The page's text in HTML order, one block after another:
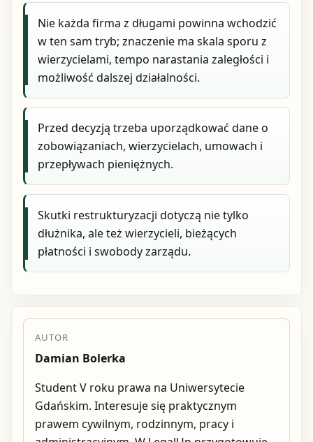
Nie każda firma z długami powinna wchodzić
w ten sam tryb; znaczenie ma skala sporu z
wierzycielami, tempo narastania zaległości i
możliwość dalszej działalności.
Przed decyzją trzeba uporządkować dane o
zobowiązaniach, wierzycielach, umowach i
przepływach pieniężnych.
Skutki restrukturyzacji dotyczą nie tylko
dłużnika, ale też wierzycieli, bieżących
płatności i swobody zarządu.
AUTOR
Damian Bolerka
Student V roku prawa na Uniwersytecie
Gdańskim. Interesuje się praktycznym
prawem cywilnym, rodzinnym, pracy i